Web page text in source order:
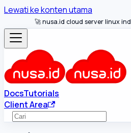
Lewati ke konten utama
🚀 nusa.id cloud server linux
DocsTutorials
Client Area